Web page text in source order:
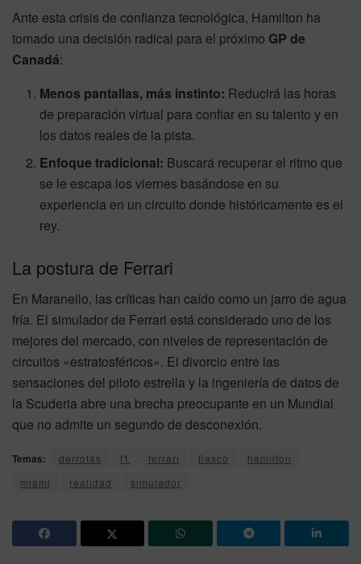
Ante esta crisis de confianza tecnológica, Hamilton ha
tomado una decisión radical para el próximo GP de
Canadá:
Menos pantallas, más instinto: Reducirá las horas
de preparación virtual para confiar en su talento y en
los datos reales de la pista.
Enfoque tradicional: Buscará recuperar el ritmo que
se le escapa los viernes basándose en su
experiencia en un circuito donde históricamente es el
rey.
La postura de Ferrari
En Maranello, las críticas han caído como un jarro de agua
fría. El simulador de Ferrari está considerado uno de los
mejores del mercado, con niveles de representación de
circuitos «estratosféricos». El divorcio entre las
sensaciones del piloto estrella y la ingeniería de datos de
la Scuderia abre una brecha preocupante en un Mundial
que no admite un segundo de desconexión.
Temas: derrotas f1 ferrari fiasco
hamilton
miami
realidad simulador